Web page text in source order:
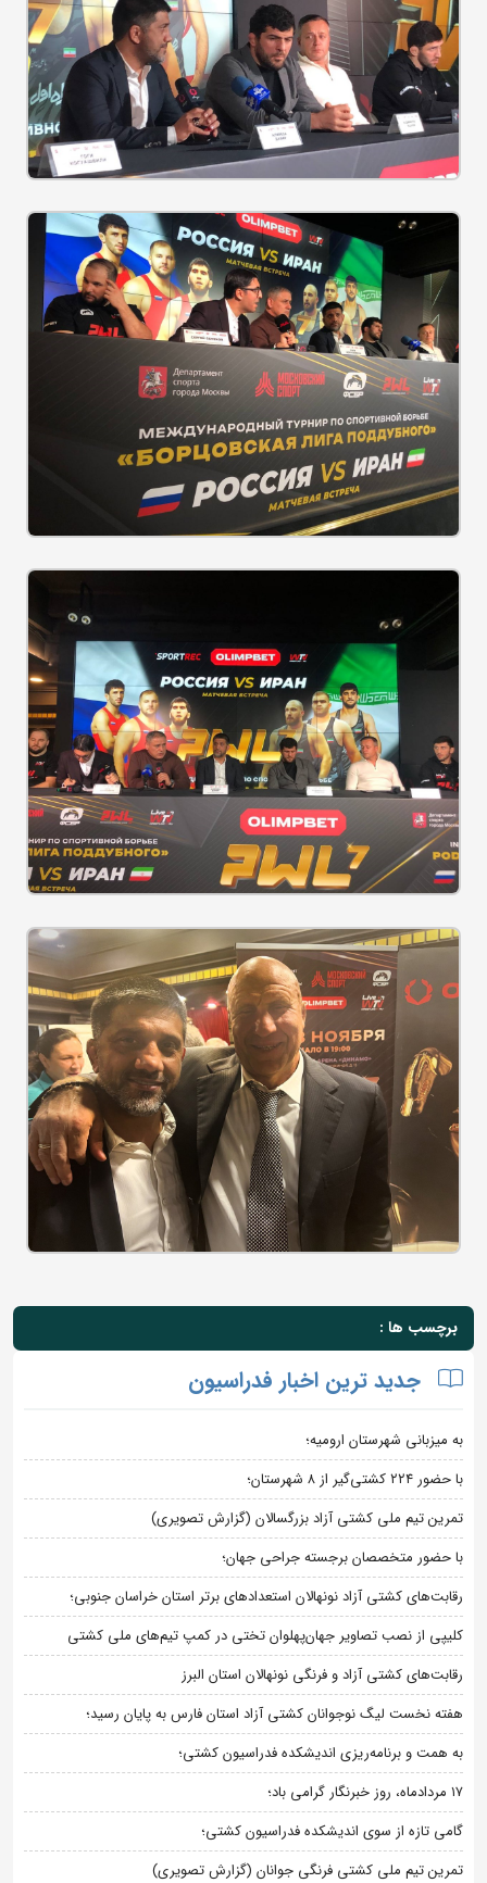
برچسب ها :
جدید ترین اخبار فدراسیون
به میزبانی شهرستان ارومیه؛
با حضور ۲۲۴ کشتی‌گیر از ۸ شهرستان؛
تمرین تیم ملی کشتی آزاد بزرگسالان (گزارش تصویری)
با حضور متخصصان برجسته جراحی جهان؛
رقابت‌های کشتی آزاد نونهالان استعدادهای برتر استان خراسان جنوبی؛
کلیپی از نصب تصاویر جهان‌پهلوان تختی در کمپ تیم‌های ملی کشتی
رقابت‌های کشتی آزاد و فرنگی نونهالان استان البرز
هفته نخست لیگ نوجوانان کشتی آزاد استان فارس به پایان رسید؛
به همت و برنامه‌ریزی اندیشکده فدراسیون کشتی؛
۱۷ مردادماه، روز خبرنگار گرامی باد؛
گامی تازه از سوی اندیشکده فدراسیون کشتی؛
تمرین تیم ملی کشتی فرنگی جوانان (گزارش تصویری)